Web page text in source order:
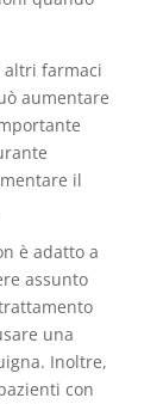
altri farmaci
aumentare
il
è adatto a
assunto
una
Inoltre,
con